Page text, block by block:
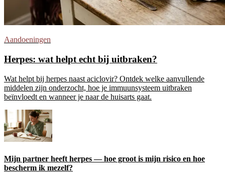
Aandoeningen
Herpes: wat helpt echt bij uitbraken?
Wat helpt bij herpes naast aciclovir? Ontdek welke aanvullende
middelen zijn onderzocht, hoe je immuunsysteem uitbraken
beïnvloedt en wanneer je naar de huisarts gaat.
Mijn partner heeft herpes — hoe groot is mijn risico en hoe
bescherm ik mezelf?